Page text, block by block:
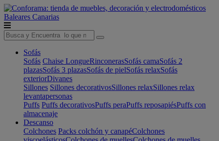
Baleares Canarias
Sofás
Sofás Chaise LongueRinconerasSofás camaSofás 2
plazasSofás 3 plazasSofás de pielSofás relaxSofás
exteriorDivanes
Sillones Sillones decorativosSillones relaxSillones relax
levantapersonas
Puffs Puffs decorativosPuffs peraPuffs reposapiésPuffs con
almacenaje
Descanso
Colchones Packs colchón y canapéColchones